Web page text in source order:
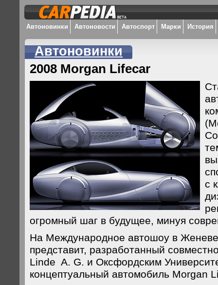
Автоновинки Автоновости Автоспорт Марки История
Автоновинки
2008 Morgan Lifecar
с
огромный шаг в будущее, минуя
На Международное автошоу в
представит, разработанный
Linde A. G. и Оксфордским
концептуальный автомобиль Morgan